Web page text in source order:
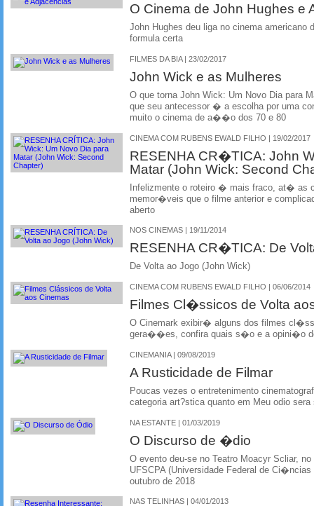
O Cinema de John Hughes e
John Hughes deu liga no cinema americano
formula certa
FILMES DA BIA | 23/02/2017
John Wick e as Mulheres
O que torna John Wick: Um Novo Dia para
que seu antecessor � a escolha por uma
muito o cinema de a��o dos 70 e 80
CINEMA COM RUBENS EWALD FILHO | 19/02/2017
RESENHA CR�TICA: John
Matar (John Wick: Second
Infelizmente o roteiro � mais fraco, at�
memor�veis que o filme anterior e
aberto
NOS CINEMAS | 19/11/2014
RESENHA CR�TICA: De
De Volta ao Jogo (John Wick)
CINEMA COM RUBENS EWALD FILHO | 06/06/2014
Filmes Cl�ssicos de Volta
O Cinemark exibir� alguns dos filmes
gera��es, confira quais s�o e a opini�o
CINEMANIA | 09/08/2019
A Rusticidade de Filmar
Poucas vezes o entretenimento
categoria art?stica quanto em Meu odio sera
NA ESTANTE | 01/03/2019
O Discurso de �dio
O evento deu-se no Teatro Moacyr Scliar,
UFSCPA (Universidade Federal de
outubro de 2018
NAS TELINHAS | 04/01/2013